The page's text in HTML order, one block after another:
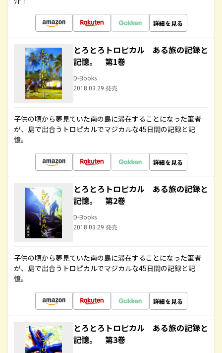
詳細を見る
とろとろトロピカル ある旅の記録と
記憶。 第1巻
D-Books
2018.03.29 発売
子供の頃から夢見ていた南の島に滞在することになった筆者
が、島で出合うトロピカルでマジカルな45日間の記録と記
憶。
詳細を見る
とろとろトロピカル ある旅の記録と
記憶。 第2巻
D-Books
2018.03.29 発売
子供の頃から夢見ていた南の島に滞在することになった筆者
が、島で出合うトロピカルでマジカルな45日間の記録と記
憶。
詳細を見る
とろとろトロピカル ある旅の記録と
記憶。 第3巻